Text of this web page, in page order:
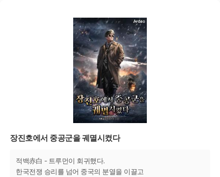
장진호에서 중공군을 궤멸시켰다
적백赤白 - 트루먼이 회귀했다.
한국전쟁 승리를 넘어 중국의 분열을 이끌고